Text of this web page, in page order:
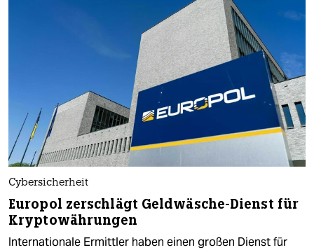
Cybersicherheit
Europol zerschlägt Geldwäsche-Dienst für
Kryptowährungen
Internationale Ermittler haben einen großen Dienst für